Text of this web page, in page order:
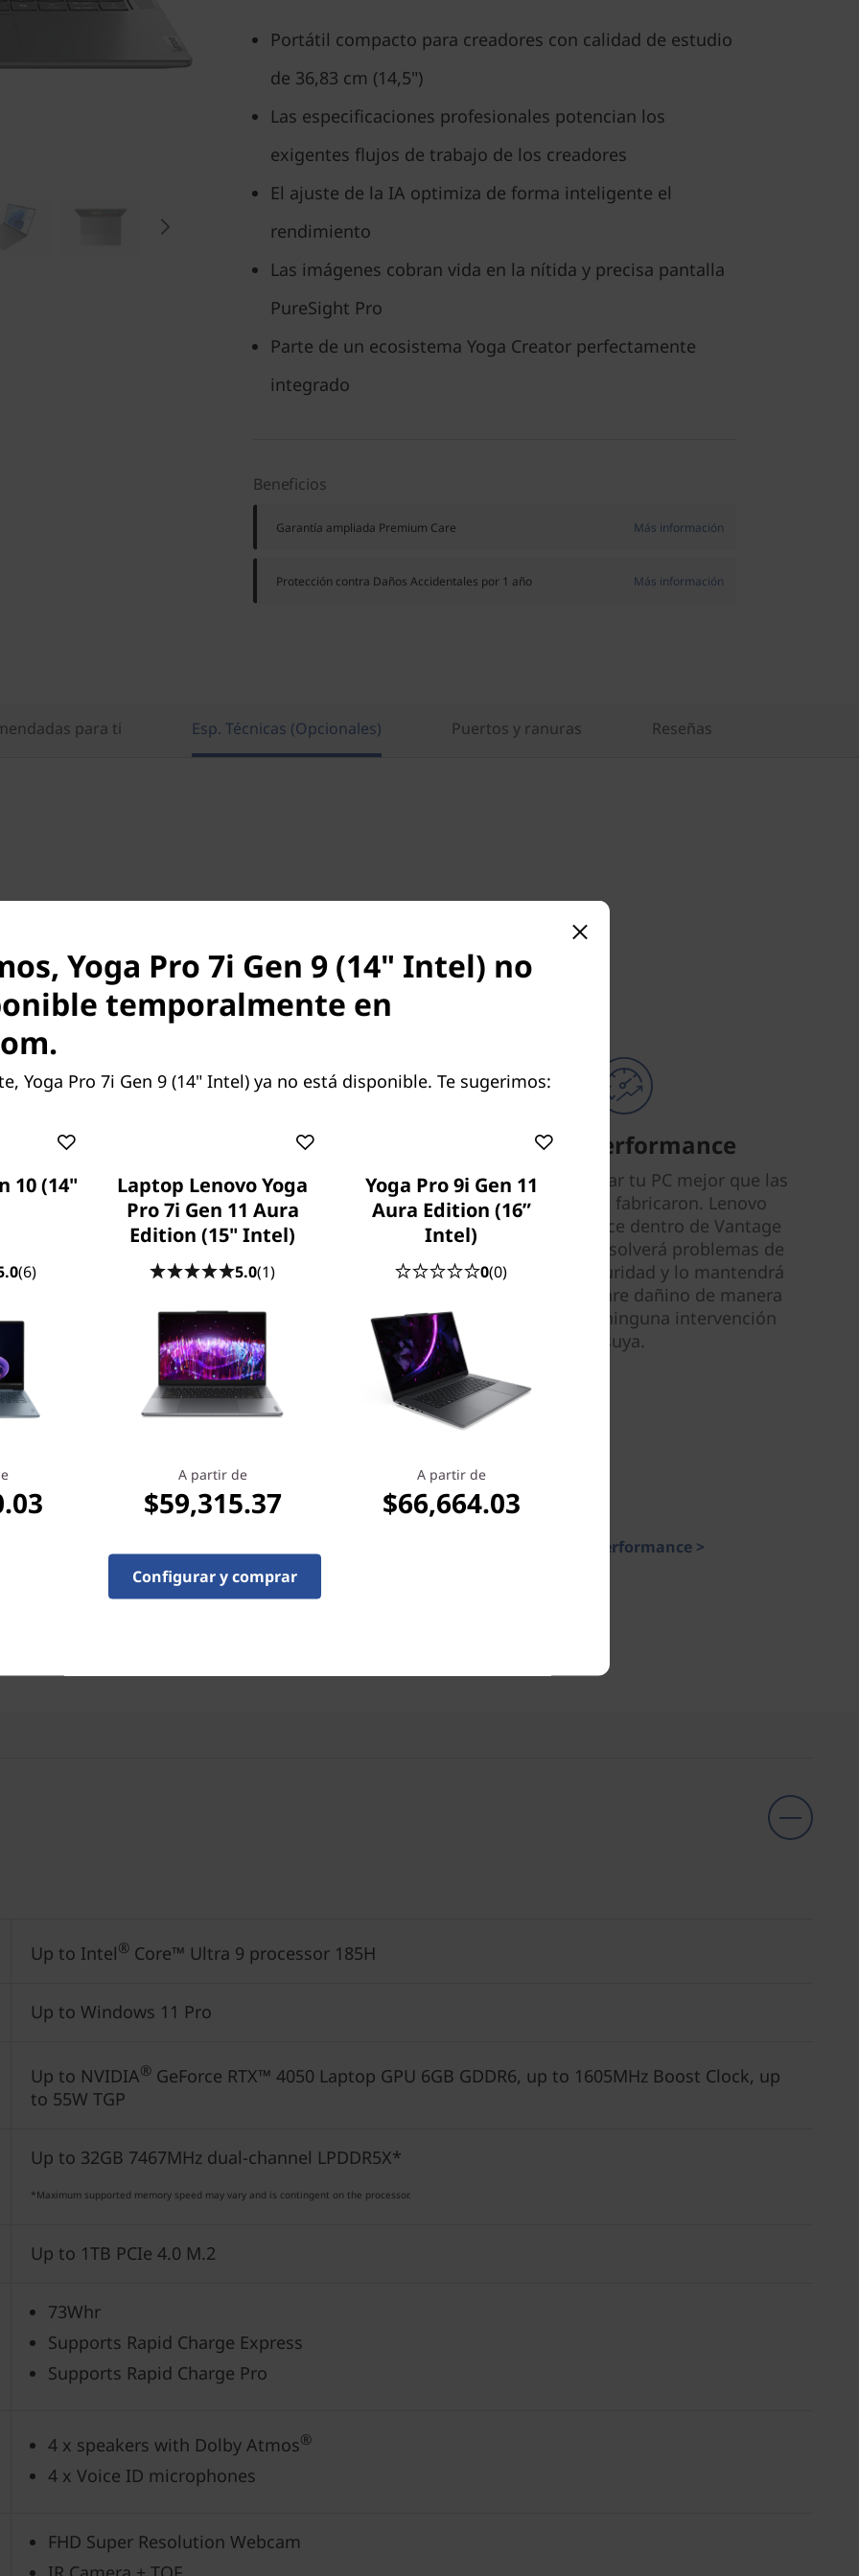
Portátil compacto para creadores con calidad de estudio
de 36,83 cm (14,5")
Las especificaciones profesionales potencian los
exigentes flujos de trabajo de los creadores
El ajuste de la IA optimiza de forma inteligente el
rendimiento
Las imágenes cobran vida en la nítida y precisa pantalla
PureSight Pro
Parte de un ecosistema Yoga Creator perfectamente
integrado
Beneficios
Garantía ampliada Premium Care Más información
Protección contra Daños Accidentales por 1 año Más información
para ti Esp. Técnicas (Opcionales) Puertos y ranuras Reseñas
Servicios Lenovo
Los accidentes ocurren: caída de laptops,
derrames de café, subidas de tensión…
ya no tendrás que preocuparte. Con la
Protección contra Daños Accidentales
(ADP) tienes un plan que minimiza el
Smart Performance
Nadie puede ajustar tu PC mejor que las
personas que lo fabricaron. Lenovo
Smart Performance dentro de Vantage
diagnosticará y resolverá problemas de
rendimiento, seguridad y lo mantendrá
alejado del malware dañino de manera
automática, sin ninguna intervención
suya.
Smart Performance >
Up to Intel®Core™ Ultra 9 processor 185H
Up to Windows 11 Pro
Up to NVIDIA®GeForce RTX™ 4050 Laptop GPU 6GB GDDR6, up to 1605MHz Boost Clock, up
to 55W TGP
Up to 32GB 7467MHz dual-channel LPDDR5X*
*Maximum supported memory speed may vary and is contingent on the processor.
Up to 1TB PCIe 4.0 M.2
73Whr
Supports Rapid Charge Express
Supports Rapid Charge Pro
4 x speakers with Dolby Atmos®
4 x Voice ID microphones
FHD Super Resolution Webcam
Yoga Pro 7i Gen 9 (14" Intel) no
temporalmente en
Yoga Pro 7i Gen 9 (14" Intel) ya no está disponible. Te sugerimos:
10 (14"
(6)
Laptop Lenovo Yoga
Pro 7i Gen 11 Aura
Edition (15" Intel)
5.0(1)
A partir de
$59,315.37
Yoga Pro 9i Gen 11
Aura Edition (16”
Intel)
0(0)
A partir de
$66,664.03
Configurar y comprar